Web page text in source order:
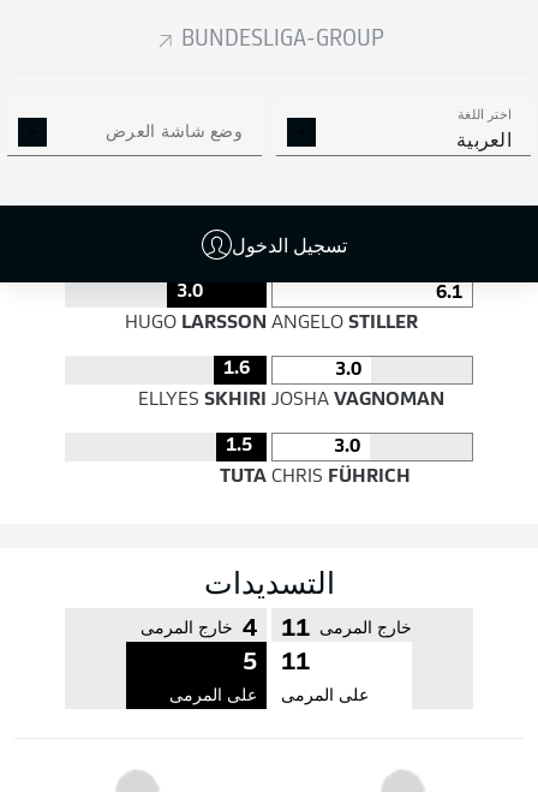
BUNDESLIGA-GROUP
اختر اللغة
العربية وضع شاشة العرض
تسجيل الدخول
561
85 % الدقة 78 %
جودة التمرير
6.1
3.0
ANGELOSTILLER
HUGO LARSSON
3.0
1.6
JOSHAVAGNOMAN
ELLYES SKHIRI
3.0
1.5
CHRIS FÜHRICH
TUTA
التسديدات
11 خارج المرمى
11
على المرمى
4 خارج المرمى
5
على المرمى